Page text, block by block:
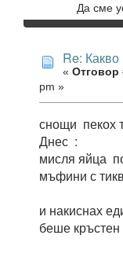
Да сме
Re:
« Отговор
pm »
снощи пекох
Днес :
мисля яйца
мъфини с
и накиснах
беше